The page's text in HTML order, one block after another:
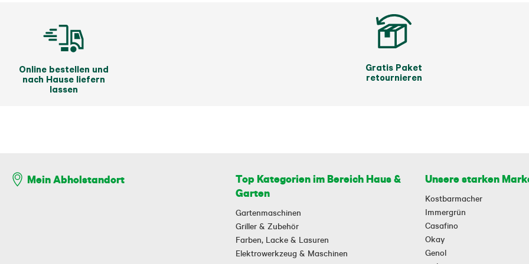
Online bestellen und
nach Hause liefern
lassen
Gratis Paket
retournieren
Mein Abholstandort
Top Kategorien im Bereich Haus &
Garten
Gartenmaschinen
Griller & Zubehör
Farben, Lacke & Lasuren
Elektrowerkzeug & Maschinen
Unsere starken
Kostbarmacher
Immergrün
Casafino
Okay
Genol